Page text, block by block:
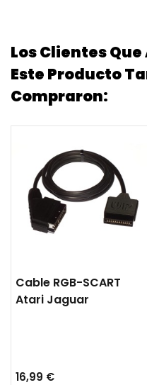
Los Clientes
Este Producto
Compraron:
Cable RGB-SCART
Atari Jaguar
16,99 €